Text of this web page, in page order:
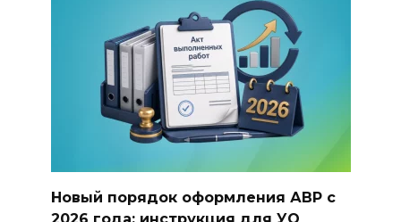
Новый порядок оформления АВР с
2026 года: инструкция для УО